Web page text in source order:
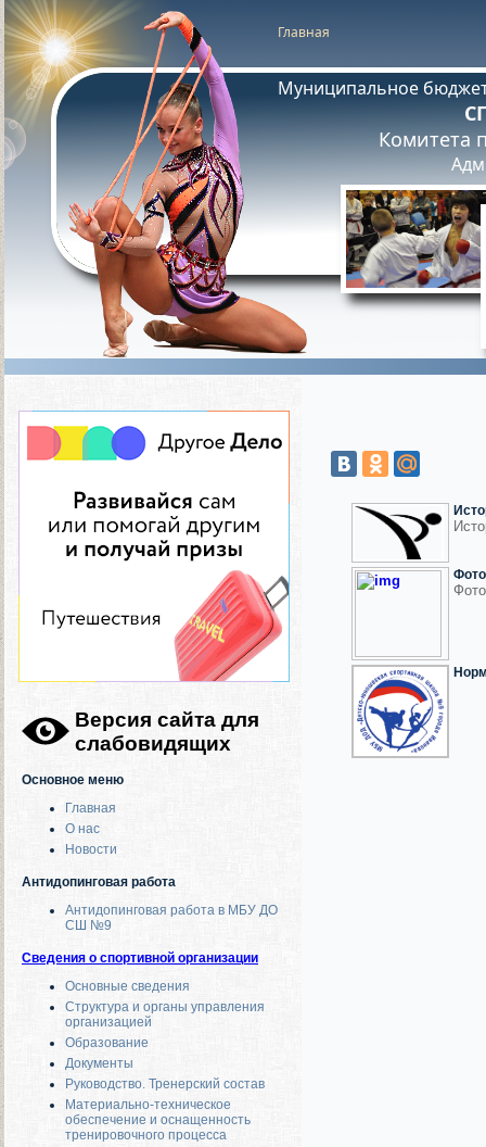
Муниципальное
Комитета
Главная
Версия сайта для
слабовидящих
Основное меню
Главная
О нас
Новости
Антидопинговая работа
Антидопинговая работа в МБУ ДО
СШ №9
Сведения о спортивной организации
Основные сведения
Структура и органы управления
организацией
Образование
Документы
Руководство. Тренерский состав
Материально-техническое
обеспечение и оснащенность
тренировочного процесса